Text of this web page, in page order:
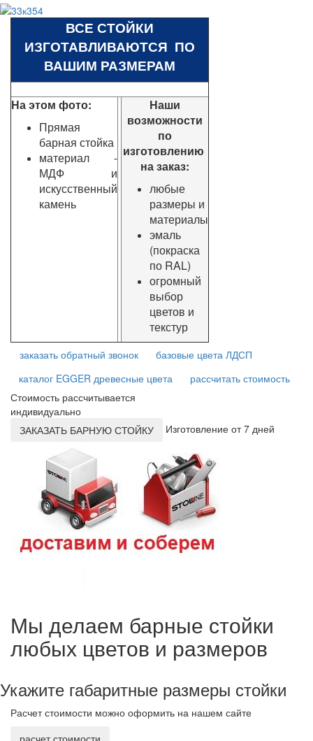
ВСЕ СТОЙКИ
ИЗГОТАВЛИВАЮТСЯ ПО
ВАШИМ РАЗМЕРАМ
На этом фото:
Прямая
барная стойка
материал -
МДФ и
искусственный
камень
Наши
возможности
по
изготовлению
на заказ:
любые
размеры и
материалы
эмаль
(покраска
по RAL)
огромный
выбор
цветов и
текстур
заказать обратный звонок
базовые цвета ЛДСП
каталог EGGER древесные цвета
рассчитать стоимость
Стоимость рассчитывается
индивидуально
ЗАКАЗАТЬ БАРНУЮ СТОЙКУ
Изготовление от 7 дней
Мы делаем барные стойки
любых цветов и размеров
Укажите габаритные размеры стойки
Расчет стоимости можно оформить на нашем сайте
расчет стоимости